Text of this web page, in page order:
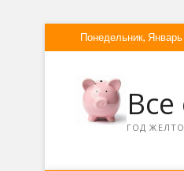
Понедельник,
ГОД